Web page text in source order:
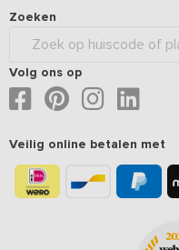
Zoeken
Volg ons op
Veilig online betalen met